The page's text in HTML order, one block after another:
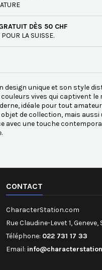
DÈS 50 CHF
LA SUISSE.
design unique et son style
vives qui captivent le
idéale pour tout
de collection, mais
avec une touche
CONTACT
CharacterStation.com
Rue Claudine-Levet 1, Geneve,
Téléphone: 022 731 17 33
Email: